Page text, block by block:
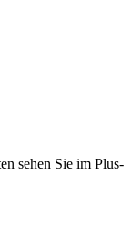
sehen Sie im Plus-